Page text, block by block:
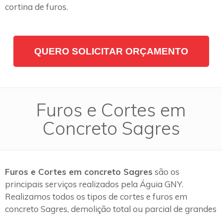
cortina de furos.
QUERO SOLICITAR ORÇAMENTO
Furos e Cortes em
Concreto Sagres
Furos e Cortes em concreto Sagres são os
principais serviços realizados pela Águia GNY.
Realizamos todos os tipos de cortes e furos em
concreto Sagres, demolição total ou parcial de grandes